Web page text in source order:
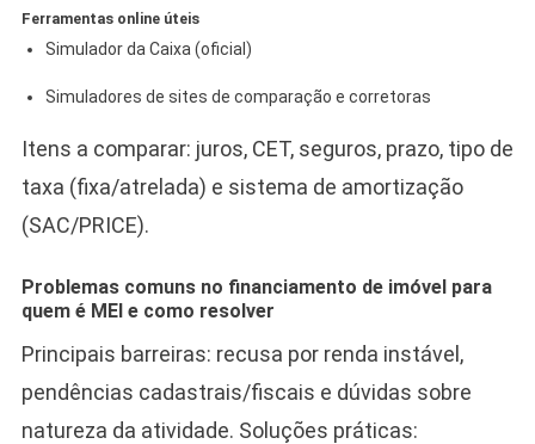
Ferramentas online úteis
Simulador da Caixa (oficial)
Simuladores de sites de comparação e corretoras
Itens a comparar: juros, CET, seguros, prazo, tipo de
taxa (fixa/atrelada) e sistema de amortização
(SAC/PRICE).
Problemas comuns no financiamento de imóvel para
quem é MEI e como resolver
Principais barreiras: recusa por renda instável,
pendências cadastrais/fiscais e dúvidas sobre
natureza da atividade. Soluções práticas: